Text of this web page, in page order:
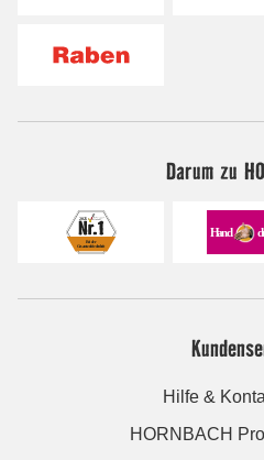
Darum zu
Hilfe &
HORNBACH